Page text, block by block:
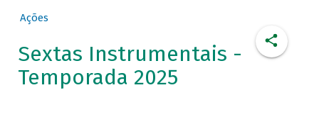
Ações
Sextas Instrumentais -
Temporada 2025